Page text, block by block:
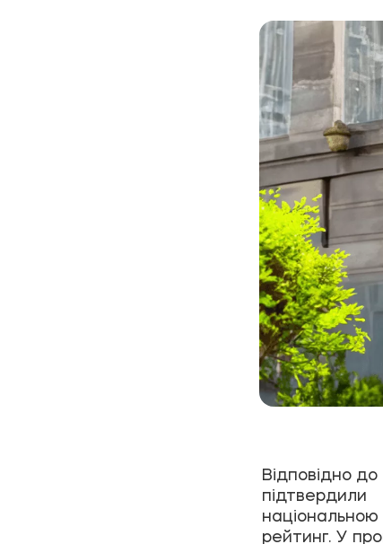
Відповідно
рейтинг. У